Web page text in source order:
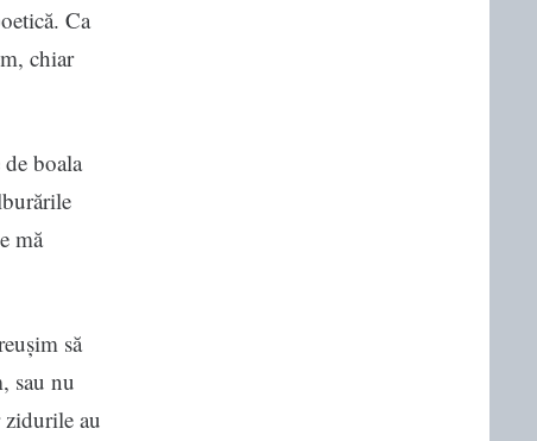
Ca
chiar
boala
mă
să
sau nu
au